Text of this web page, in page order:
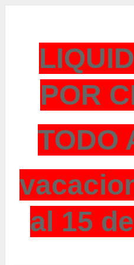
POR
TODO
al 15